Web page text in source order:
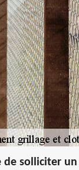
de solliciter